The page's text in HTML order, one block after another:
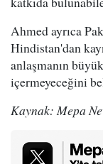
Ahmed ayrıca
Hindistan'dan
anlaşmanın
içermeyeceğini
Kaynak: Mepa